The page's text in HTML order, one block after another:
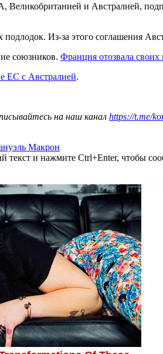
и Австралией,
Из-за этого соглашения
союзников. Франция отозвала своих
ЕС с Австралией.
на наш канал https://t.me/
Макрон
текст и нажмите Ctrl+Enter, чтобы